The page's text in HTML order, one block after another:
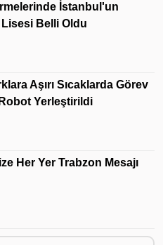
İstanbul'un
Belli Oldu
Aşırı Sıcaklarda Görev
Yerleştirildi
Her Yer Trabzon Mesajı